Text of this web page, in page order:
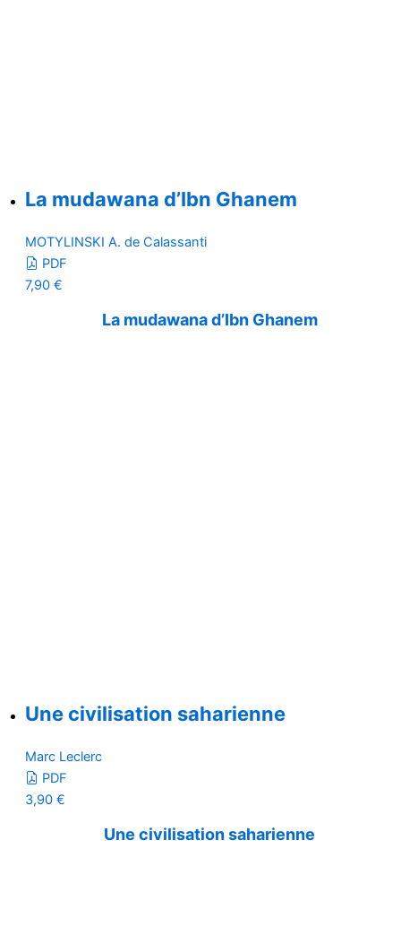
La mudawana d’Ibn Ghanem
MOTYLINSKI A. de Calassanti
PDF
7,90 €
La mudawana d’Ibn Ghanem
Une civilisation saharienne
Marc Leclerc
PDF
3,90 €
Une civilisation saharienne